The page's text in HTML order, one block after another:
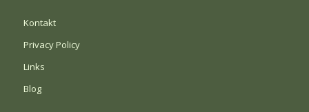
Kontakt
Privacy Policy
Links
Blog